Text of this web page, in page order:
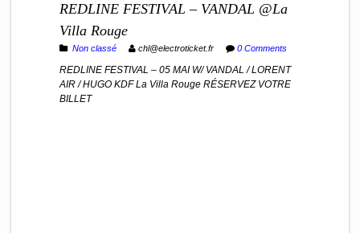
REDLINE FESTIVAL – VANDAL @La
Villa Rouge
Non classé chl@electroticket.fr 0 Comments
REDLINE FESTIVAL – 05 MAI W/ VANDAL / LORENT
AIR / HUGO KDF La Villa Rouge RÉSERVEZ VOTRE
BILLET